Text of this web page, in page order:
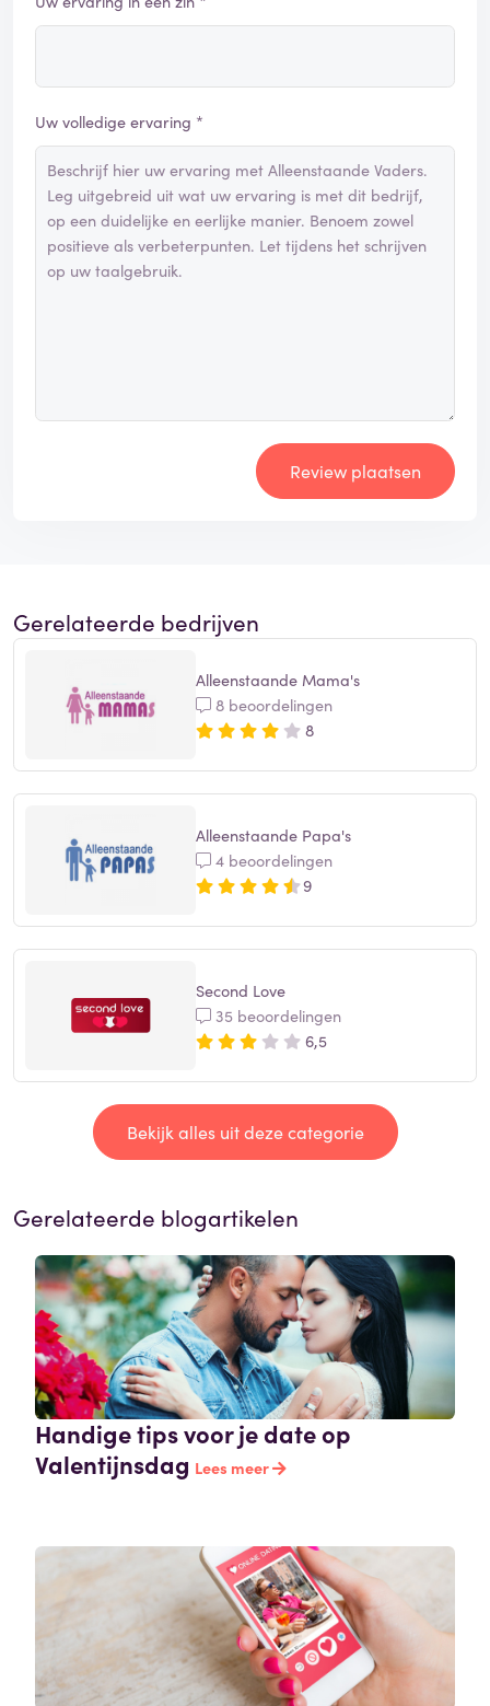
Uw volledige ervaring *
Review plaatsen
Gerelateerde bedrijven
Alleenstaande Mama's
8 beoordelingen
8
Alleenstaande Papa's
4 beoordelingen
9
Second Love
35 beoordelingen
6,5
Bekijk alles uit deze categorie
Gerelateerde blogartikelen
Handige tips voor je date op
Valentijnsdag Lees meer